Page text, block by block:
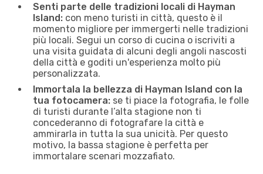
Senti parte delle tradizioni locali di Hayman
Island: con meno turisti in città, questo è il
momento migliore per immergerti nelle tradizioni
più locali. Segui un corso di cucina o iscriviti a
una visita guidata di alcuni degli angoli nascosti
della città e goditi un'esperienza molto più
personalizzata.
Immortala la bellezza di Hayman Island con la
tua fotocamera: se ti piace la fotografia, le folle
di turisti durante l’alta stagione non ti
concederanno di fotografare la città e
ammirarla in tutta la sua unicità. Per questo
motivo, la bassa stagione è perfetta per
immortalare scenari mozzafiato.